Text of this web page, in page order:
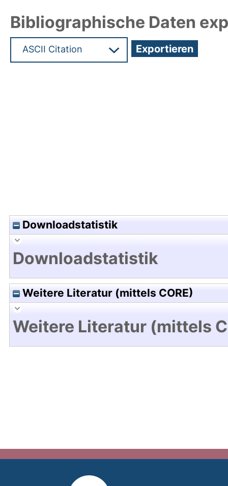
Bibliographische Daten
Downloadstatistik
Downloadstatistik
Weitere Literatur (mittels CORE)
Weitere Literatur (mittels